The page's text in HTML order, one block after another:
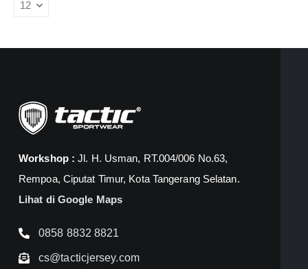
layanan
Workshop :Jl. H. Usman, RT.004/006 No.63,
Rempoa, Ciputat Timur, Kota Tangerang Selatan.
Lihat di Google Maps
0858 8832 8821
cs@tacticjersey.com